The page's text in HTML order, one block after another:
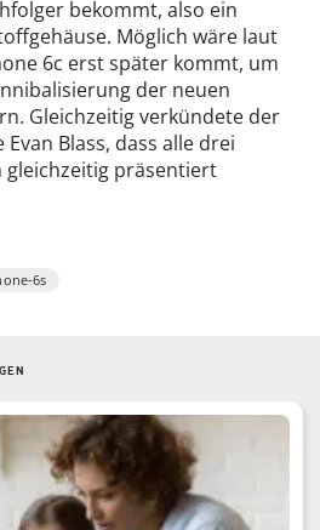
bekommt, also ein
Möglich wäre laut
6c erst später kommt, um
der neuen
Gleichzeitig verkündete der
Blass, dass alle drei
präsentiert
6s